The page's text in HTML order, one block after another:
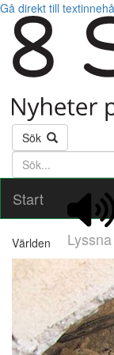
Gå direkt till
Sök
Söktext
Start
Lyssna
Världen